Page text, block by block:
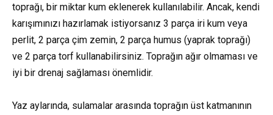
toprağı, bir miktar kum eklenerek kullanılabilir. Ancak, kendi
karışımınızı hazırlamak istiyorsanız 3 parça iri kum veya
perlit, 2 parça çim zemin, 2 parça humus (yaprak toprağı)
ve 2 parça torf kullanabilirsiniz. Toprağın ağır olmaması ve
iyi bir drenaj sağlaması önemlidir.
Yaz aylarında, sulamalar arasında toprağın üst katmanının